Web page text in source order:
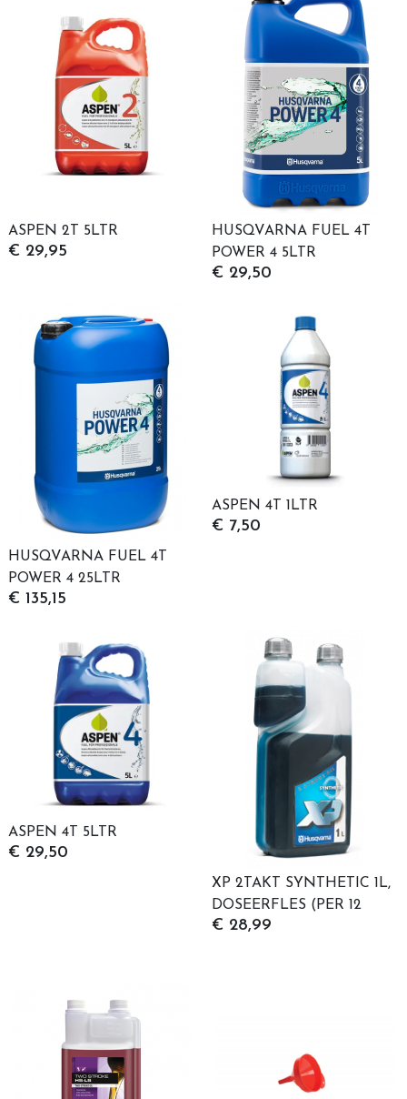
ASPEN 2T 5LTR
€ 29,95
HUSQVARNA FUEL 4T
POWER 4 5LTR
€ 29,50
HUSQVARNA FUEL 4T
POWER 4 25LTR
€ 135,15
ASPEN 4T 1LTR
€ 7,50
ASPEN 4T 5LTR
€ 29,50
XP 2TAKT SYNTHETIC 1L,
DOSEERFLES (PER 12
STUKS VERPAKT, PRIJS
€ 28,99